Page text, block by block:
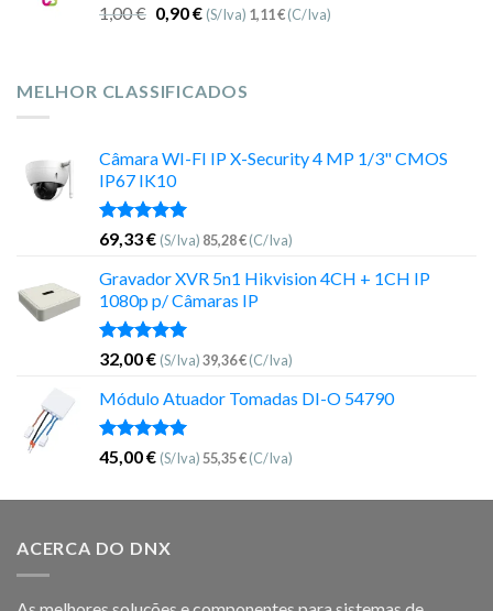
1,00€ 0,90€ (S/Iva) 1,11€(C/Iva)
MELHOR CLASSIFICADOS
Câmara WI-FI IP X-Security 4 MP 1/3" CMOS
IP67 IK10
Avaliação
5.00
de 5
69,33€ (S/Iva) 85,28€(C/Iva)
Gravador XVR 5n1 Hikvision 4CH + 1CH IP
1080p p/ Câmaras IP
Avaliação
5.00
de 5
32,00€ (S/Iva)39,36€(C/Iva)
Módulo Atuador Tomadas DI-O 54790
Avaliação
5.00
de 5
45,00€ (S/Iva)55,35€(C/Iva)
ACERCA DO DNX